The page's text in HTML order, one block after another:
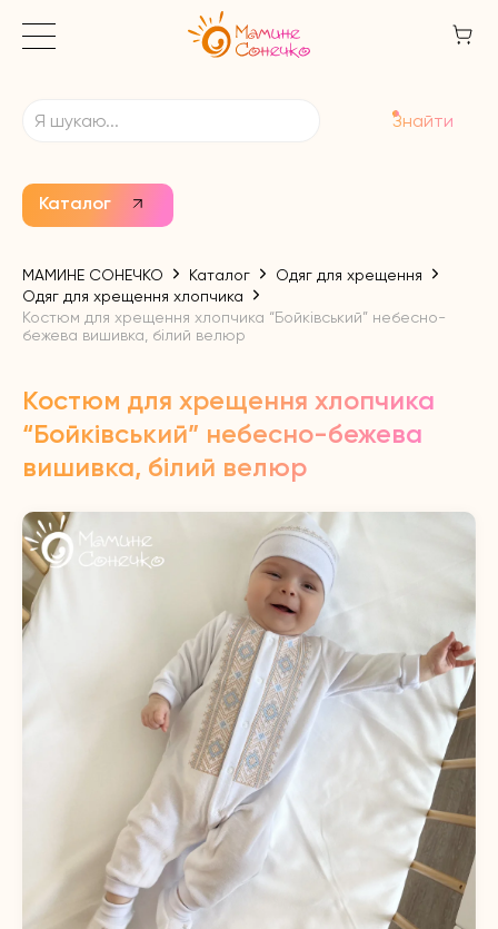
Каталог
Знайти
МАМИНЕ СОНЕЧКО Каталог
Одяг для хрещення
Одяг для хрещення хлопчика
Костюм для хрещення хлопчика “Бойківський” небесно-
бежева вишивка, білий велюр
Костюм для хрещення хлопчика
“Бойківський” небесно-бежева
вишивка, білий велюр